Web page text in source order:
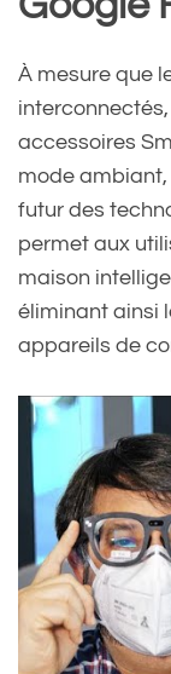
À mesure que
accessoires
mode
futur des
permet aux
maison
éliminant ainsi
appareils de